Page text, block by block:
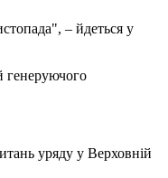
– йдеться у
генеруючого
уряду у Верховній